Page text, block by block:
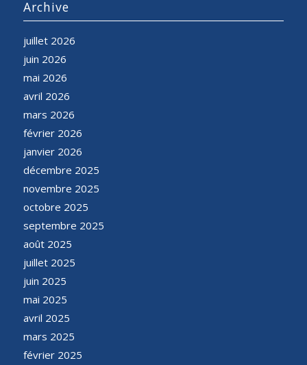
Archive
juillet 2026
juin 2026
mai 2026
avril 2026
mars 2026
février 2026
janvier 2026
décembre 2025
novembre 2025
octobre 2025
septembre 2025
août 2025
juillet 2025
juin 2025
mai 2025
avril 2025
mars 2025
février 2025